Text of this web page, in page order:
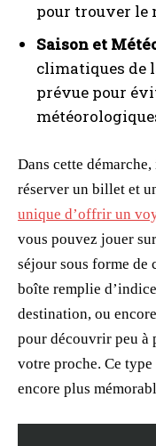
pour trouver
Saison et
climatiques de
prévue pour
Dans cette
réserver un billet et
unique d’offrir un
vous pouvez jouer
séjour sous forme de
boîte remplie
destination, ou
pour découvrir peu à
votre proche. Ce
encore plus